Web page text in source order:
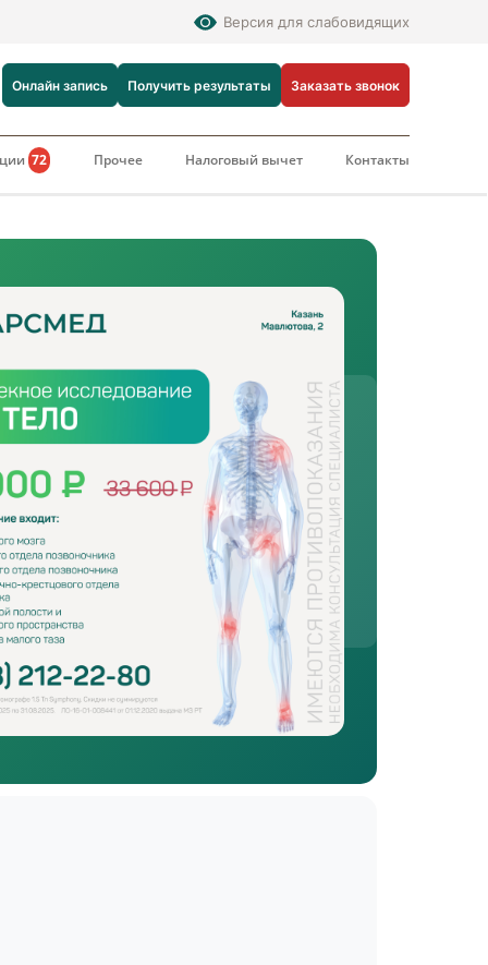
Версия для слабовидящих
Онлайн запись Получить результаты Заказать звонок
72 Прочее Налоговый вычет Контакты